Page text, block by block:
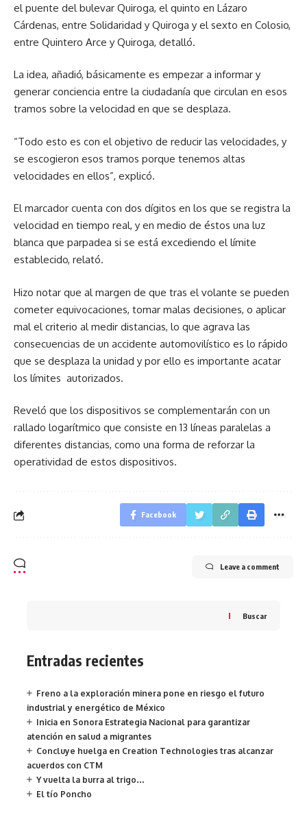
el puente del bulevar Quiroga, el quinto en Lázaro
Cárdenas, entre Solidaridad y Quiroga y el sexto en Colosio,
entre Quintero Arce y Quiroga, detalló.
La idea, añadió, básicamente es empezar a informar y
generar conciencia entre la ciudadanía que circulan en esos
tramos sobre la velocidad en que se desplaza.
“Todo esto es con el objetivo de reducir las velocidades, y
se escogieron esos tramos porque tenemos altas
velocidades en ellos”, explicó.
El marcador cuenta con dos dígitos en los que se registra la
velocidad en tiempo real, y en medio de éstos una luz
blanca que parpadea si se está excediendo el límite
establecido, relató.
Hizo notar que al margen de que tras el volante se pueden
cometer equivocaciones, tomar malas decisiones, o aplicar
mal el criterio al medir distancias, lo que agrava las
consecuencias de un accidente automovilístico es lo rápido
que se desplaza la unidad y por ello es importante acatar
los límites autorizados.
Reveló que los dispositivos se complementarán con un
rallado logarítmico que consiste en 13 líneas paralelas a
diferentes distancias, como una forma de reforzar la
operatividad de estos dispositivos.
Facebook
Leave a comment
Buscar
Entradas recientes
Freno a la exploración minera pone en riesgo el futuro
industrial y energético de México
Inicia en Sonora Estrategia Nacional para garantizar
atención en salud a migrantes
Concluye huelga en Creation Technologies tras alcanzar
acuerdos con CTM
Y vuelta la burra al trigo…
El tío Poncho